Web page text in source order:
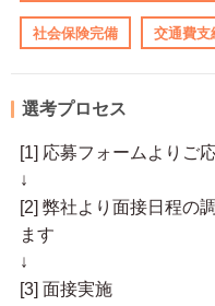
社会保険完備 交通費支
選考プロセス
[1] 応募フォームよりご
↓
[2] 弊社より面接日程の
ます
↓
[3] 面接実施